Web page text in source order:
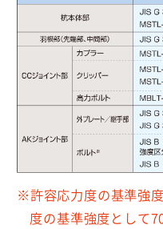
※許容応力度の基準強
度の基準強度として